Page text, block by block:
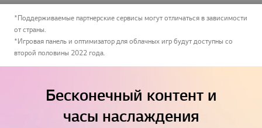
боль
ше
*Поддерживаемые партнерские сервисы могут отличаться в зависимости
от страны.
*Игровая панель и оптимизатор для облачных игр будут доступны со
второй половины 2022 года.
Бесконечный контент и
часы наслаждения